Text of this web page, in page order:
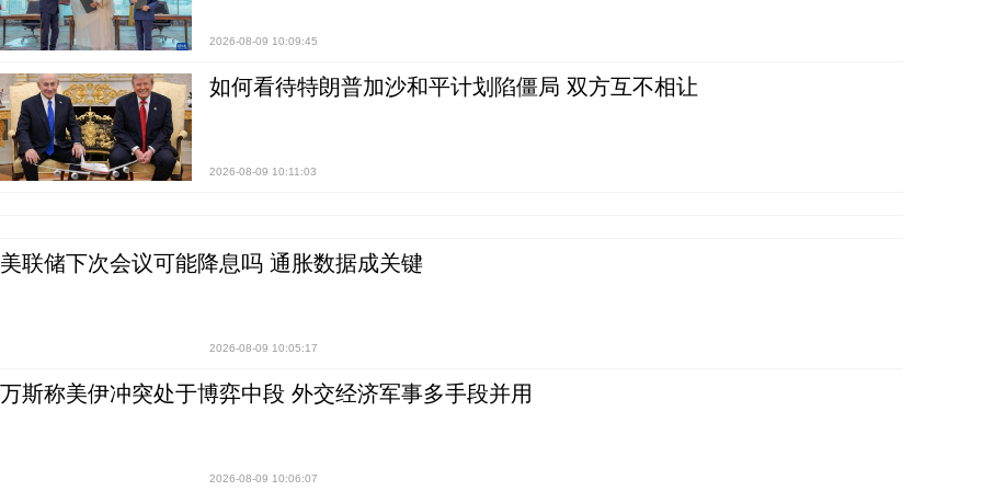
2026-08-09 10:09:45
如何看待特朗普加沙和平计划陷僵局 双方互不相让
2026-08-09 10:11:03
美联储下次会议可能降息吗 通胀数据成关键
2026-08-09 10:05:17
万斯称美伊冲突处于博弈中段 外交经济军事多手段并用
2026-08-09 10:06:07